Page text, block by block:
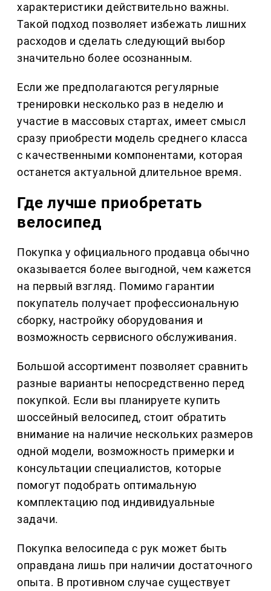
характеристики действительно важны.
Такой подход позволяет избежать лишних
расходов и сделать следующий выбор
значительно более осознанным.
Если же предполагаются регулярные
тренировки несколько раз в неделю и
участие в массовых стартах, имеет смысл
сразу приобрести модель среднего класса
с качественными компонентами, которая
останется актуальной длительное время.
Где лучше приобретать
велосипед
Покупка у официального продавца обычно
оказывается более выгодной, чем кажется
на первый взгляд. Помимо гарантии
покупатель получает профессиональную
сборку, настройку оборудования и
возможность сервисного обслуживания.
Большой ассортимент позволяет сравнить
разные варианты непосредственно перед
покупкой. Если вы планируете купить
шоссейный велосипед, стоит обратить
внимание на наличие нескольких размеров
одной модели, возможность примерки и
консультации специалистов, которые
помогут подобрать оптимальную
комплектацию под индивидуальные
задачи.
Покупка велосипеда с рук может быть
оправдана лишь при наличии достаточного
опыта. В противном случае существует